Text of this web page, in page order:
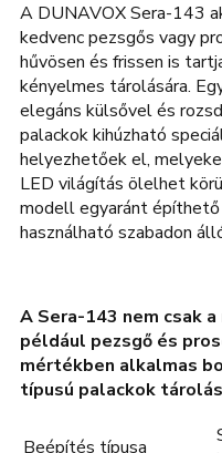
A DUNAVOX Sera-143
kedvenc pezsgős vagy
hűvösen és frissen is
kényelmes tárolására.
elegáns külsővel és
palackok kihúzható
helyezhetőek el,
LED világítás ölelhet
modell egyaránt építhető
használható szabadon
A Sera-143 nem csak
például pezsgő és
mértékben alkalmas
típusú palackok
Beépítés típusa